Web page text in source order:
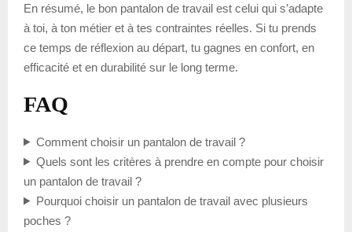
En résumé, le bon pantalon de travail est celui qui s’adapte
à toi, à ton métier et à tes contraintes réelles. Si tu prends
ce temps de réflexion au départ, tu gagnes en confort, en
efficacité et en durabilité sur le long terme.
FAQ
Comment choisir un pantalon de travail ?
Quels sont les critères à prendre en compte pour choisir
un pantalon de travail ?
Pourquoi choisir un pantalon de travail avec plusieurs
poches ?